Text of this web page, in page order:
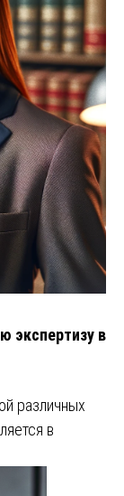
экспертизу в
различных
в